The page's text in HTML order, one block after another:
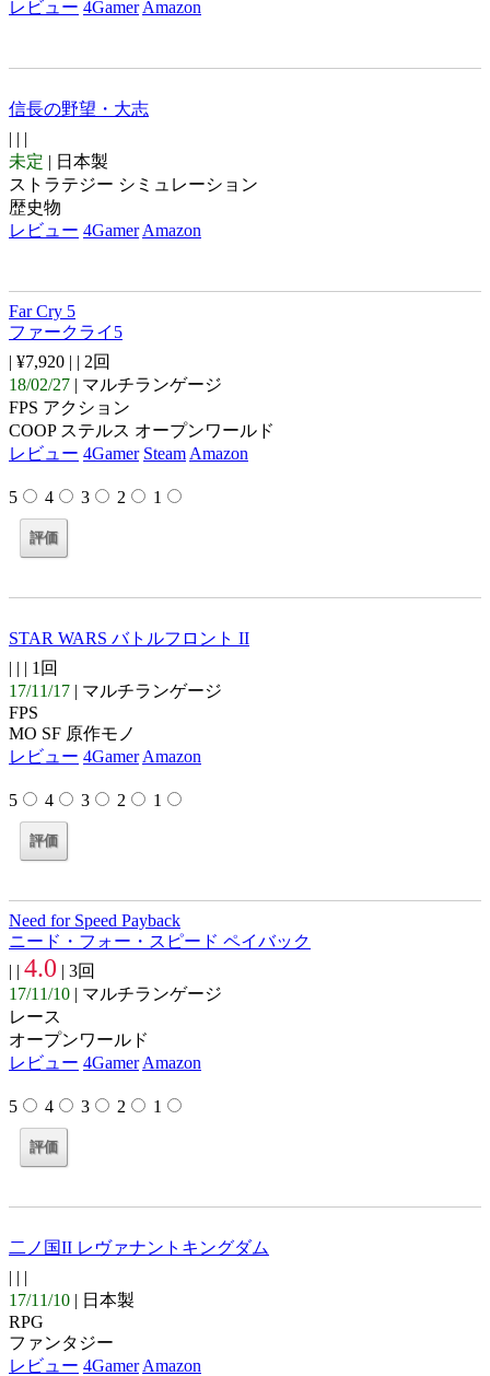
レビュー 4Gamer Amazon
信長の野望・大志
| | |
未定 | 日本製
ストラテジー シミュレーション
歴史物
レビュー 4Gamer Amazon
Far Cry 5
ファークライ5
| ¥7,920 | | 2回
18/02/27 | マルチランゲージ
FPS アクション
COOP ステルス オープンワールド
レビュー 4Gamer Steam Amazon
5 4 3 2 1
STAR WARS バトルフロント II
| | | 1回
17/11/17 | マルチランゲージ
FPS
MO SF 原作モノ
レビュー 4Gamer Amazon
5 4 3 2 1
Need for Speed Payback
ニード・フォー・スピード ペイバック
| | 4.0 | 3回
17/11/10 | マルチランゲージ
レース
オープンワールド
レビュー 4Gamer Amazon
5 4 3 2 1
二ノ国II レヴァナントキングダム
| | |
17/11/10 | 日本製
RPG
ファンタジー
レビュー 4Gamer Amazon